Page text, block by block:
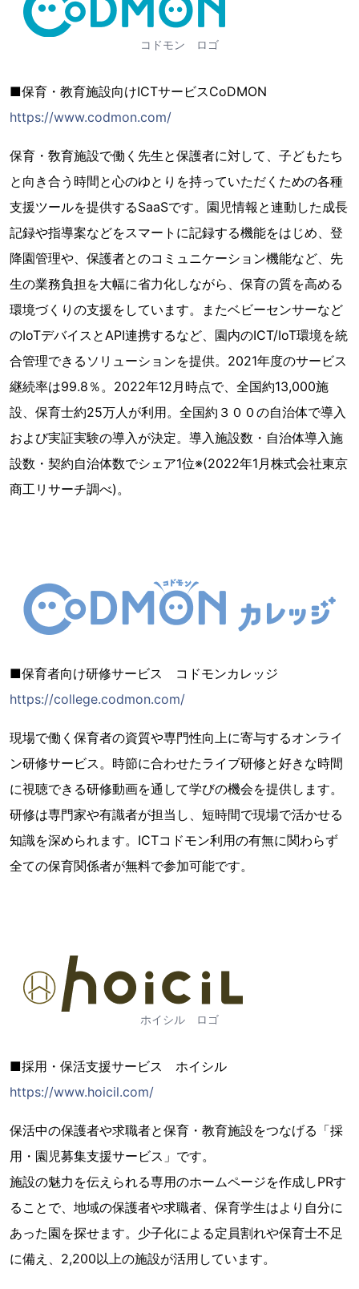
コドモン ロゴ
■保育・教育施設向けICTサービスCoDMON
https://www.codmon.com/
保育・敎育施設で働く先生と保護者に対して、子どもたち
と向き合う時間と心のゆとりを持っていただくための各種
支援ツールを提供するSaaSです。園児情報と連動した成長
記録や指導案などをスマートに記録する機能をはじめ、登
降園管理や、保護者とのコミュニケーション機能など、先
生の業務負担を大幅に省力化しながら、保育の質を高める
環境づくりの支援をしています。またベビーセンサーなど
のIoTデバイスとAPI連携するなど、園内のICT/IoT環境を統
合管理できるソリューションを提供。2021年度のサービス
継続率は99.8％。2022年12月時点で、全国約13,000施
設、保育士約25万人が利用。全国約３００の自治体で導入
および実証実験の導入が決定。導入施設数・自治体導入施
設数・契約自治体数でシェア1位※(2022年1月株式会社東京
商工リサーチ調べ)。
■保育者向け研修サービス コドモンカレッジ
https://college.codmon.com/
現場で働く保育者の資質や専門性向上に寄与するオンライ
ン研修サービス。時節に合わせたライブ研修と好きな時間
に視聴できる研修動画を通して学びの機会を提供します。
研修は専門家や有識者が担当し、短時間で現場で活かせる
知識を深められます。ICTコドモン利用の有無に関わらず
全ての保育関係者が無料で参加可能です。
ホイシル ロゴ
■採用・保活支援サービス ホイシル
https://www.hoicil.com/
保活中の保護者や求職者と保育・教育施設をつなげる「採
用・園児募集支援サービス」です。
施設の魅力を伝えられる専用のホームページを作成しPRす
ることで、地域の保護者や求職者、保育学生はより自分に
あった園を探せます。少子化による定員割れや保育士不足
に備え、2,200以上の施設が活用しています。